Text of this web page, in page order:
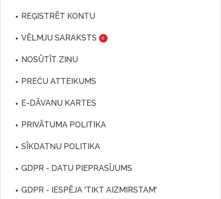
REĢISTRĒT KONTU
VĒLMJU SARAKSTS 0
NOSŪTĪT ZIŅU
PREČU ATTEIKUMS
E-DĀVANU KARTES
PRIVĀTUMA POLITIKA
SĪKDATŅU POLITIKA
GDPR - DATU PIEPRASĪJUMS
GDPR - IESPĒJA 'TIKT AIZMIRSTAM'